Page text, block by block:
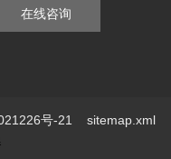
在线咨询
号-21 sitemap.xml